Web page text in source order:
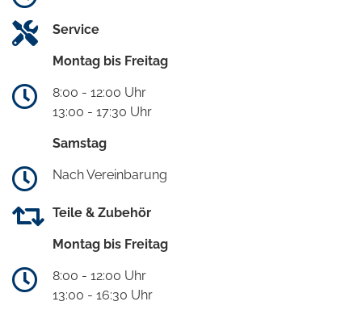
Service
Montag bis Freitag
8:00 - 12:00 Uhr
13:00 - 17:30 Uhr
Samstag
Nach Vereinbarung
Teile & Zubehör
Montag bis Freitag
8:00 - 12:00 Uhr
13:00 - 16:30 Uhr